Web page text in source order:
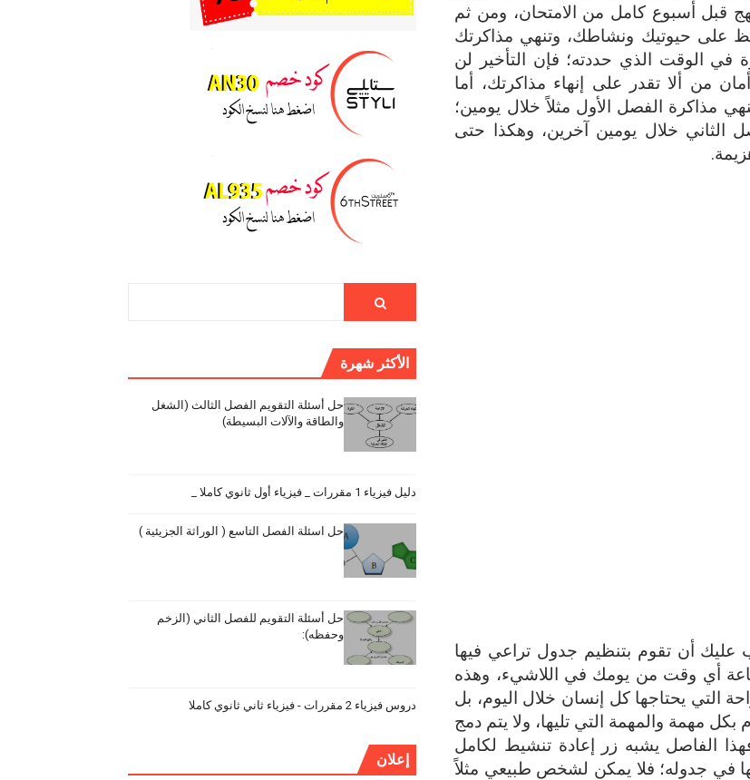
قبل أسبوع كامل من الامتحان، ومن ثم
على حيوتيك ونشاطك، وتنهي مذاكرتك
في الوقت الذي حددته؛ فإن التأخير لن
من ألا تقدر على إنهاء مذاكرتك، أما
مذاكرة الفصل الأول مثلاً خلال يومين؛
الثاني خلال يومين آخرين، وهكذا حتى
أن تقوم بتنظيم جدول تراعي فيها
أي وقت من يومك في اللاشيء، وهذه
التي يحتاجها كل إنسان خلال اليوم، بل
مهمة والمهمة التي تليها، ولا يتم دمج
الفاصل يشبه زر إعادة تنشيط لكامل
في جدوله؛ فلا يمكن لشخص طبيعي مثلاً
الأكثر شهرة
حل أسئلة التقويم الفصل الثالث (الشغل
والطاقة والآلات البسيطة)
دليل فيزياء 1 مقررات _ فيزياء أول ثانوي كاملا _
حل اسئلة الفصل التاسع ( الوراثة الجزيئية )
حل أسئلة التقويم للفصل الثاني (الزخم
وحفظه):
دروس فيزياء 2 مقررات - فيزياء ثاني ثانوي كاملا
إعلان